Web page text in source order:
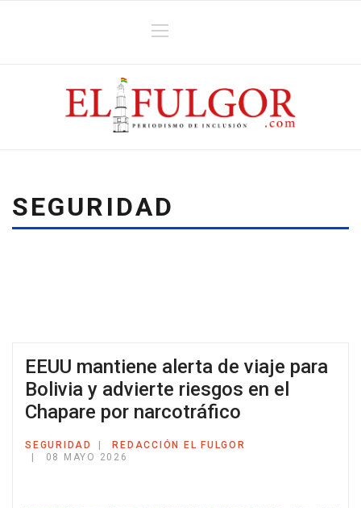
SEGURIDAD
EEUU mantiene alerta de viaje para
Bolivia y advierte riesgos en el
Chapare por narcotráfico
SEGURIDAD
REDACCIÓN EL FULGOR
08 MAYO 2026